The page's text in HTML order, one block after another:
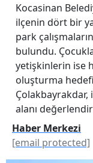
Kocasinan
ilçenin dört bir
park
bulundu.
yetişkinlerin ise
oluşturma
alanı
Haber Merkezi
[email protected]